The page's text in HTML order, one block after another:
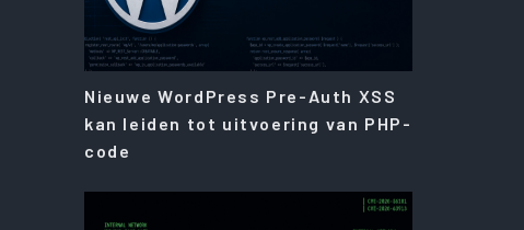
Nieuwe WordPress Pre-Auth XSS
kan leiden tot uitvoering van PHP-
code